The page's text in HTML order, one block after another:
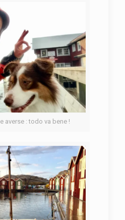
averse : todo va bene !